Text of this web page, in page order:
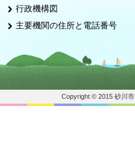
行政機構図
主要機関の住所と電話番号
Copyright © 2015 砂川